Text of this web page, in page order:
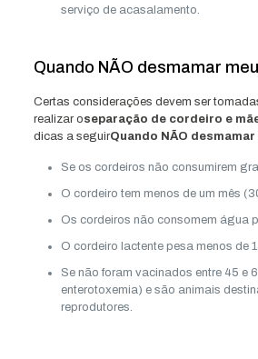
serviço de acasalamento.
Quando NÃO desmamar
Certas considerações devem ser
realizar oseparação de cordeiro e
dicas a seguirQuando NÃO desmamar
Se os cordeiros não consumirem
O cordeiro tem menos de um mês
Os cordeiros não consomem água
O cordeiro lactente pesa menos de
Se não foram vacinados entre 45 e
enterotoxemia) e são animais
reprodutores.